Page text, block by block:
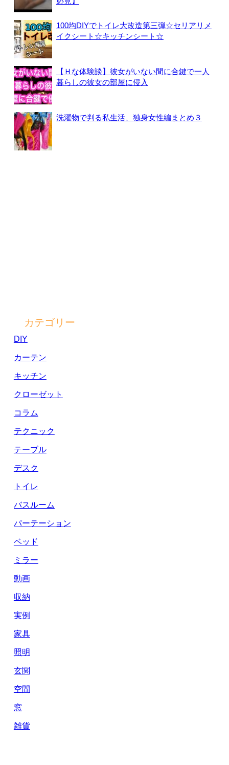
100均DIYでトイレ大改造第三弾☆セリアリメ
イクシート☆キッチンシート☆
【Ｈな体験談】彼女がいない間に合鍵で一人
暮らしの彼女の部屋に侵入
洗濯物で判る私生活、独身女性編まとめ３
カテゴリー
DIY
カーテン
キッチン
クローゼット
コラム
テクニック
テーブル
デスク
トイレ
バスルーム
パーテーション
ベッド
ミラー
動画
収納
実例
家具
照明
玄関
空間
窓
雑貨